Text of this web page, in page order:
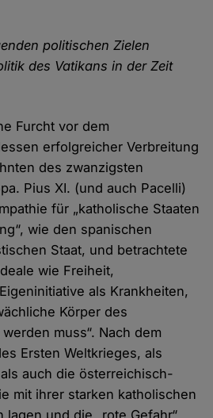
politischen Zielen
des Vatikans in der Zeit
Furcht vor dem
erfolgreicher Verbreitung
des zwanzigsten
Pius XI. (und auch Pacelli)
für „katholische Staaten
wie den spanischen
Staat, und betrachtete
wie Freiheit,
als Krankheiten,
Körper des
muss“. Nach dem
Ersten Weltkrieges, als
auch die österreichisch-
mit ihrer starken katholischen